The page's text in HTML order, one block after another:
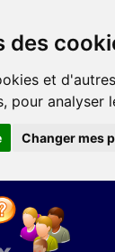
des
et
pour analyser
Changer mes